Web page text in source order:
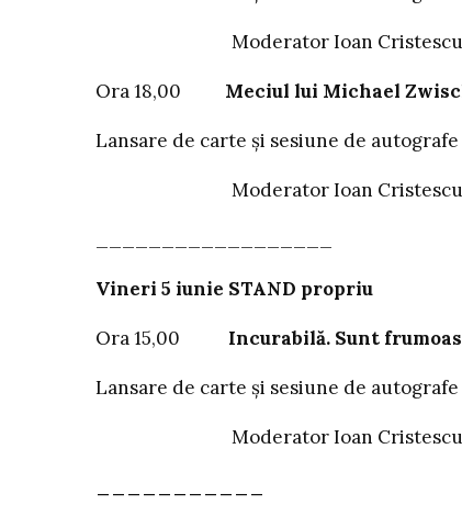
Moderator Ioan Cristescu.
Ora 18,00 Meciul lui Michael
Lansare de carte și sesiune de autografe
Moderator Ioan Cristescu.
Vineri 5 iunie STAND propriu
Ora 15,00 Incurabilă. Sunt
Lansare de carte și sesiune de autografe
Moderator Ioan Cristescu.